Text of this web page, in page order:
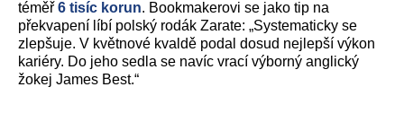
téměř 6 tisíc korun. Bookmakerovi se jako tip na
překvapení líbí polský rodák Zarate: „Systematicky se
zlepšuje. V květnové kvaldě podal dosud nejlepší výkon
kariéry. Do jeho sedla se navíc vrací výborný anglický
žokej James Best.“